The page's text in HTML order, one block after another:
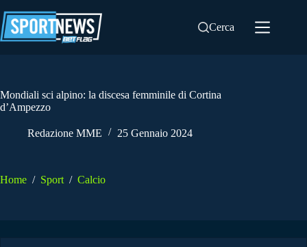
al
contenuto
Cerca
Mondiali sci alpino: la discesa femminile di Cortina
d’Ampezzo
Redazione MME 25 Gennaio 2024
Home / Sport / Calcio